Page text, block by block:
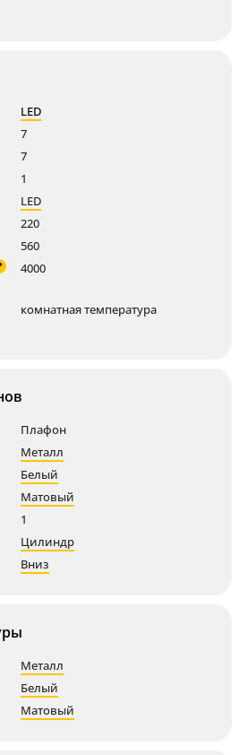
LED
7
7
1
LED
220
560
4000
комнатная температура
Плафон
Металл
Белый
Матовый
1
Цилиндр
Вниз
Металл
Белый
Матовый